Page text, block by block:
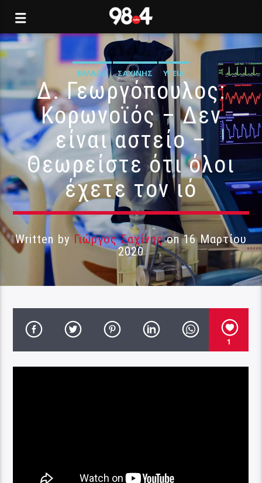
ΕΛΛΆΔΑ ΣΑΧΊΝΗΣ ΥΓΕΊΑ
Δ. Γεωργόπουλος:
Κορωνοϊός – Δεν
είναι αστείο –
Θεωρείστε ότι όλοι
έχετε τον ιό
Written by Γιώργος Σαχίνηςon 16 Μαρτίου
2020
1